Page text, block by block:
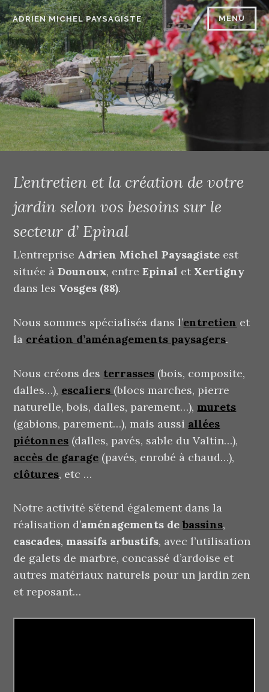
Accéder
au
contenu
principal
ADRIEN MICHEL PAYSAGISTE MENU
L’entretien et la création de votre
jardin selon vos besoins sur le
secteur d’ Epinal
L’entreprise Adrien Michel Paysagiste est
située àDounoux, entreEpinal et Xertigny
dans les Vosges (88).
Nous sommes spécialisés dans l’entretien et
la création d’aménagements paysagers.
Nous créons des terrasses (bois, composite,
dalles…), escaliers (blocs marches, pierre
naturelle, bois, dalles, parement…), murets
(gabions, parement…), mais aussi allées
piétonnes (dalles, pavés, sable du Valtin…),
accès de garage (pavés, enrobé à chaud…),
clôtures, etc …
Notre activité s’étend également dans la
réalisation d’aménagements debassins,
cascades, massifs arbustifs, avec l’utilisation
de galets de marbre, concassé d’ardoise et
autres matériaux naturels pour un jardin zen
et reposant…